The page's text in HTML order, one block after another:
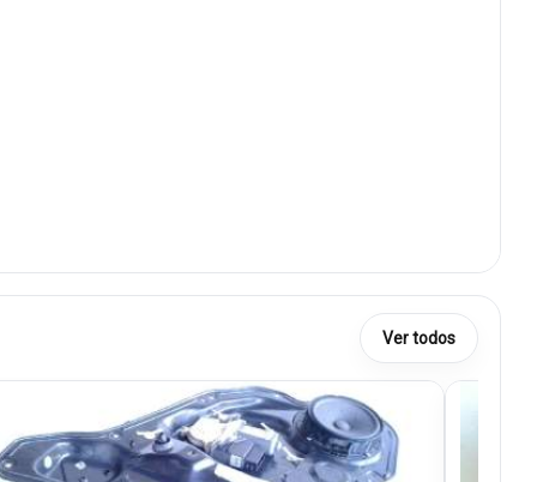
Ver todos